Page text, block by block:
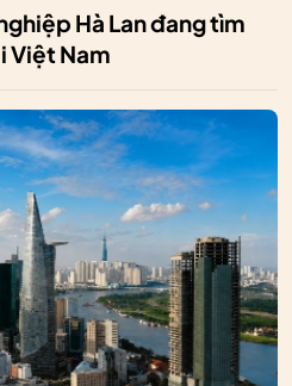
Hà Lan đang tìm
Việt Nam